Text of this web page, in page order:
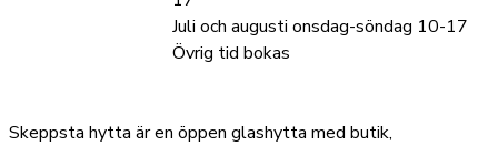
Juli och augusti onsdag-söndag 10-17
Övrig tid bokas
Skeppsta hytta är en öppen glashytta med butik,